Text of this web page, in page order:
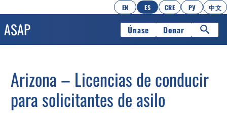
EN ES CRE РУ 中文
Únase Donar
Arizona – Licencias de conducir
para solicitantes de asilo